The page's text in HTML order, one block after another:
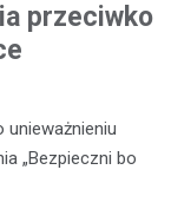
przeciwko
unieważnieniu
„Bezpieczni bo